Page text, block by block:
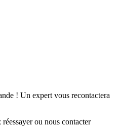
! Un expert vous recontactera
ou nous contacter